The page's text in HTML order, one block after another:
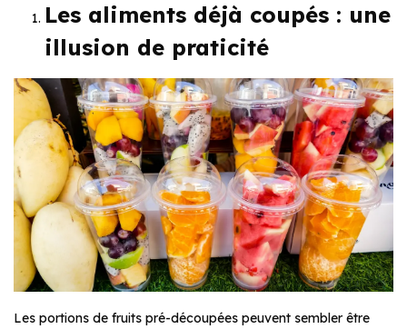
Les aliments déjà coupés : une
illusion de praticité
Les portions de fruits pré-découpées peuvent sembler être